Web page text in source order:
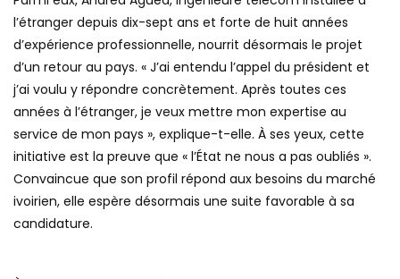
l’étranger depuis dix-sept ans et forte de huit années
d’expérience professionnelle, nourrit désormais le projet
d’un retour au pays. « J’ai entendu l’appel du président et
j’ai voulu y répondre concrètement. Après toutes ces
années à l’étranger, je veux mettre mon expertise au
service de mon pays », explique-t-elle. À ses yeux, cette
initiative est la preuve que « l’État ne nous a pas oubliés ».
Convaincue que son profil répond aux besoins du marché
ivoirien, elle espère désormais une suite favorable à sa
candidature.